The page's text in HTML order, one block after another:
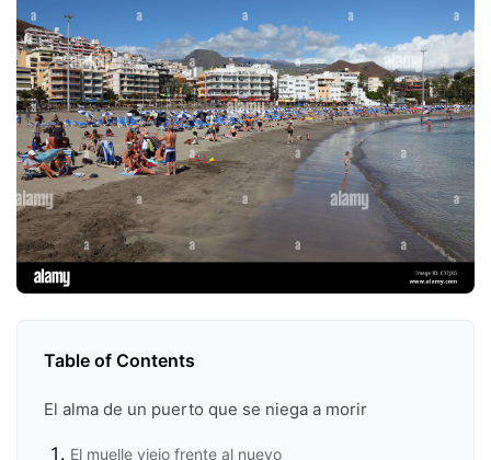
Table of Contents
El alma de un puerto que se niega a morir
El muelle viejo frente al nuevo